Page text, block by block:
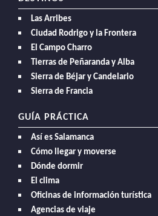
Las Arribes
Ciudad Rodrigo y la Frontera
El Campo Charro
Tierras de Peñaranda y Alba
Sierra de Béjar y Candelario
Sierra de Francia
GUÍA PRÁCTICA
Así es Salamanca
Cómo llegar y moverse
Dónde dormir
El clima
Oficinas de información turística
Agencias de viaje